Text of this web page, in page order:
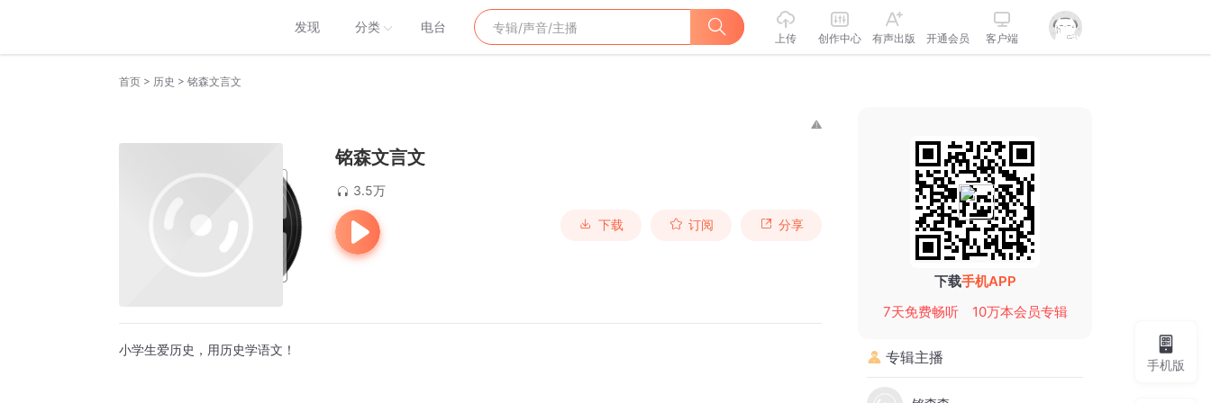
发现 分类 电台
上传 创作中心 有声出版 开通会员 客户端
首页 > 历史 > 铭森文言文
铭森文言文
3.5万
下载 订阅 分享
小学生爱历史，用历史学语文！
下载手机APP
7天免费畅听
10万本会员专辑
专辑主播 手机版